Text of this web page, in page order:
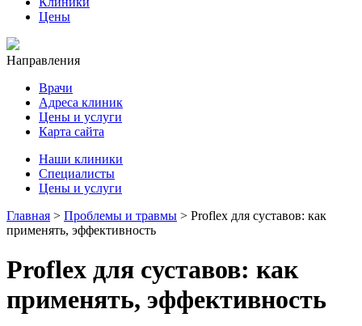
Цены
Направления
Врачи
Адреса клиник
Цены и услуги
Карта сайта
Наши клиники
Специалисты
Цены и услуги
Главная > Проблемы и травмы > Proflex для суставов: как
применять, эффективность
Proflex для суставов: как
применять, эффективность